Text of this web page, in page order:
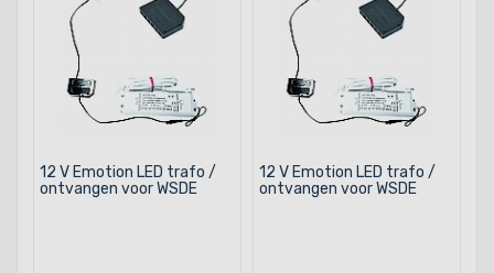
12 V Emotion LED trafo /
ontvangen voor WSDE
12 V Emotion LED trafo /
ontvangen voor WSDE